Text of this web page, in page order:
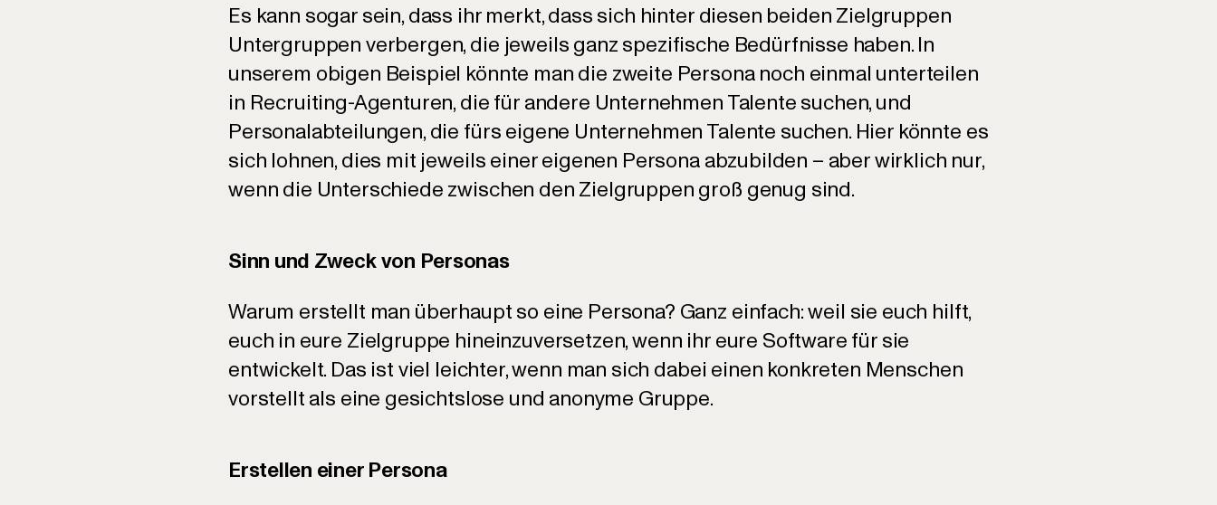
Es kann sogar sein, dass ihr merkt, dass sich hinter diesen beiden Zielgruppen
Untergruppen verbergen, die jeweils ganz spezifische Bedürfnisse haben. In
unserem obigen Beispiel könnte man die zweite Persona noch einmal unterteilen
in Recruiting-Agenturen, die für andere Unternehmen Talente suchen, und
Personalabteilungen, die fürs eigene Unternehmen Talente suchen. Hier könnte es
sich lohnen, dies mit jeweils einer eigenen Persona abzubilden – aber wirklich nur,
wenn die Unterschiede zwischen den Zielgruppen groß genug sind.
Sinn und Zweck von Personas
Warum erstellt man überhaupt so eine Persona? Ganz einfach: weil sie euch hilft,
euch in eure Zielgruppe hineinzuversetzen, wenn ihr eure Software für sie
entwickelt. Das ist viel leichter, wenn man sich dabei einen konkreten Menschen
vorstellt als eine gesichtslose und anonyme Gruppe.
Erstellen einer Persona